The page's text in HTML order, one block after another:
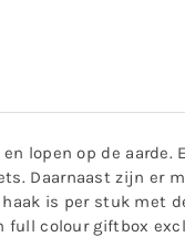
lopen op de
Daarnaast zijn er
is per stuk met
full colour giftbox